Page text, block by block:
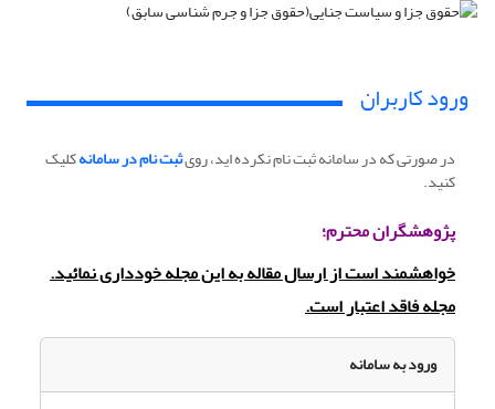
ورود کاربران
در صورتی که در سامانه ثبت نام نکرده اید، رویثبت نام در سامانهکلیک
کنید.
پژوهشگران محترم؛
خواهشمند است از ارسال مقاله به این مجلهخودداری نمائید.
مجله فاقد اعتبار است.
ورود به سامانه